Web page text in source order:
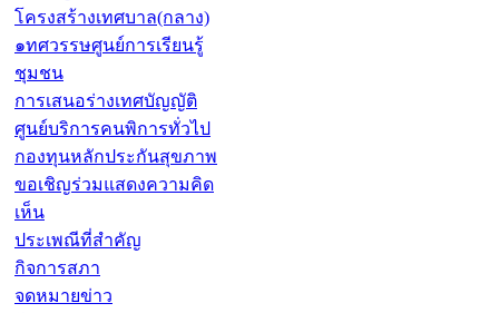
โครงสร้างเทศบาล(กลาง)
๑ทศวรรษศูนย์การเรียนรู้
ชุมชน
การเสนอร่างเทศบัญญัติ
ศูนย์บริการคนพิการทั่วไป
กองทุนหลักประกันสุขภาพ
ขอเชิญร่วมแสดงความคิด
เห็น
ประเพณีที่สำคัญ
กิจการสภา
จดหมายข่าว